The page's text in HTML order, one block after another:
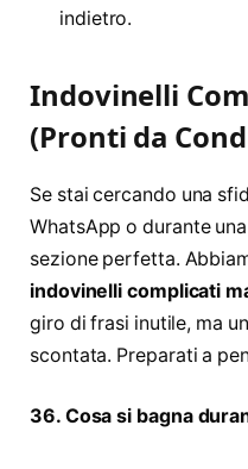
indietro.
Indovinelli
(Pronti da
Se stai cercando una
WhatsApp o durante
sezione perfetta.
indovinelli complicati
giro di frasi inutile, ma
scontata. Preparati a
36. Cosa si bagna